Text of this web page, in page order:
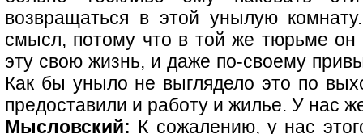
возвращаться в этой унылую
смысл, потому что в той же тюрьме он
эту свою жизнь, и даже по-своему
Как бы уныло не выглядело это по
предоставили и работу и жилье. У нас
Мысловский: К сожалению, у нас